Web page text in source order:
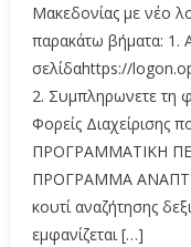
Μακεδονίας με νέο
παρακάτω βήματα: 1.
σελίδαhttps://
2. Συμπληρωνετε τη
Φορείς Διαχείρισης
ΠΡΟΓΡΑΜΜΑΤΙΚΗ
ΠΡΟΓΡΑΜΜΑ
κουτί αναζήτησης
εμφανίζεται […]